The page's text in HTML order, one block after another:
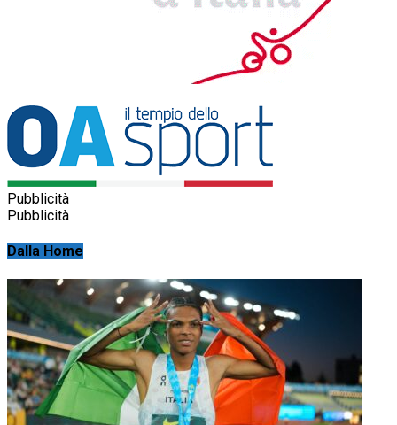
Pubblicità
Pubblicità
Dalla Home